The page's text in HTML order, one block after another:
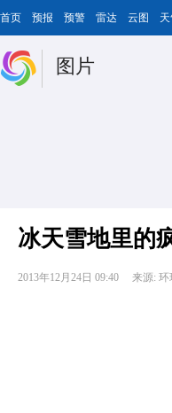
首页 预报 预警 雷达 云图
图片
冰天雪地里的
2013年12月24日 09:40 来源: 环